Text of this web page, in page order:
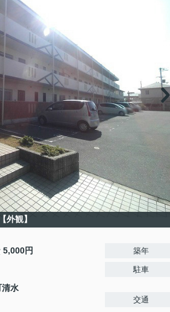
【外観】
5,000円
清水
築年
駐車
交通